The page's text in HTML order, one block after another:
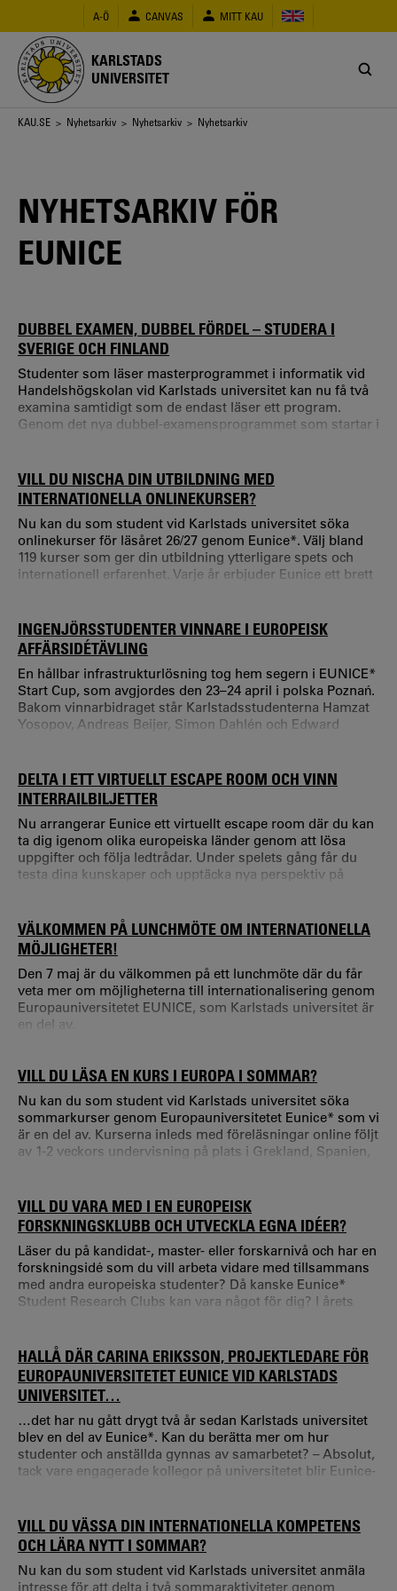
huvudinnehåll
A-Ö CANVAS MITT KAU
KARLSTADS
UNIVERSITET
Länkstig
KAU.SE > Nyhetsarkiv > Nyhetsarkiv > Nyhetsarkiv
NYHETSARKIV FÖR
EUNICE
DUBBEL EXAMEN, DUBBEL FÖRDEL – STUDERA I
SVERIGE OCH FINLAND
Studenter som läser masterprogrammet i informatik vid
Handelshögskolan vid Karlstads universitet kan nu få två
examina samtidigt som de endast läser ett program.
Genom det nya dubbel-examensprogrammet som startar i
partneruniversitetet Vasa universitet i Finland. Det andra
året inkluderar även examensarbetet som genomförs vid
Vasa universitet.
VILL DU NISCHA DIN UTBILDNING MED
INTERNATIONELLA ONLINEKURSER?
Nu kan du som student vid Karlstads universitet söka
onlinekurser för läsåret 26/27 genom Eunice*. Välj bland
119 kurser som ger din utbildning ytterligare spets och
internationell erfarenhet. Varje år erbjuder Eunice ett brett
mellan kurser inom exempelvis energiteknik, omvårdnad,
miljöstudier, interkultur och företagsekonomi.
INGENJÖRSSTUDENTER VINNARE I EUROPEISK
AFFÄRSIDÉTÄVLING
En hållbar infrastrukturlösning tog hem segern i EUNICE*
Start Cup, som avgjordes den 23–24 april i polska Poznań.
Bakom vinnarbidraget står Karlstadsstudenterna Hamzat
Yosopov, Andreas Beijer, Simon Dahlén och Edward
fram sina främsta startup idéer.
DELTA I ETT VIRTUELLT ESCAPE ROOM OCH VINN
INTERRAILBILJETTER
Nu arrangerar Eunice ett virtuellt escape room där du kan
ta dig igenom olika europeiska länder genom att lösa
uppgifter och följa ledtrådar. Under spelets gång får du
testa dina kunskaper och upptäcka nya perspektiv på
resultaten vinner dubbla Interrailkort. Spelet är öppet fram
till 31 maj.
VÄLKOMMEN PÅ LUNCHMÖTE OM INTERNATIONELLA
MÖJLIGHETER!
Den 7 maj är du välkommen på ett lunchmöte där du får
veta mer om möjligheterna till internationalisering genom
Europauniversitetet EUNICE, som Karlstads universitet är
en del av.
VILL DU LÄSA EN KURS I EUROPA I SOMMAR?
Nu kan du som student vid Karlstads universitet söka
sommarkurser genom Europauniversitetet Eunice* som vi
är en del av. Kurserna inleds med föreläsningar online följt
av 1-2 veckors undervisning på plats i Grekland, Spanien,
VILL DU VARA MED I EN EUROPEISK
FORSKNINGSKLUBB OCH UTVECKLA EGNA IDÉER?
Läser du på kandidat-, master- eller forskarnivå och har en
forskningsidé som du vill arbeta vidare med tillsammans
med andra europeiska studenter? Då kanske Eunice*
Student Research Clubs kan vara något för dig? I årets
kring ett ämne ni brinner för.
HALLÅ DÄR CARINA ERIKSSON, PROJEKTLEDARE FÖR
EUROPAUNIVERSITETET EUNICE VID KARLSTADS
UNIVERSITET…
…det har nu gått drygt två år sedan Karlstads universitet
blev en del av Eunice*. Kan du berätta mer om hur
studenter och anställda gynnas av samarbetet? – Absolut,
tack vare engagerade kollegor på universitetet blir Eunice-
program, utbytesterminer och tillgodoräkning. Utbudet av
onlinekurser på engelska har vuxit och dessa är öppna för
både studenter och anställda.
VILL DU VÄSSA DIN INTERNATIONELLA KOMPETENS
OCH LÄRA NYTT I SOMMAR?
Nu kan du som student vid Karlstads universitet anmäla
intresse för att delta i två sommaraktiviteter genom